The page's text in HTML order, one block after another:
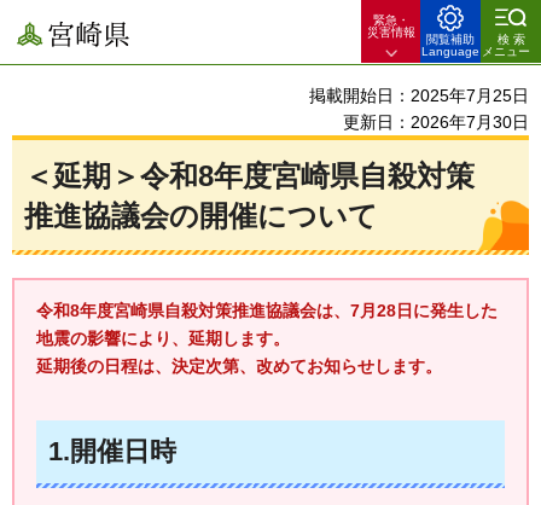
宮崎県
緊急・
災害情報
閲覧補助
Language
検索
メニュー
掲載開始日：2025年7月25日
更新日：2026年7月30日
＜延期＞令和8年度宮崎県自殺対策
推進協議会の開催について
令和8年度宮崎県自殺対策推進協議会は、7月28日に発生した
地震の影響により、延期します。
延期後の日程は、決定次第、改めてお知らせします。
1.開催日時